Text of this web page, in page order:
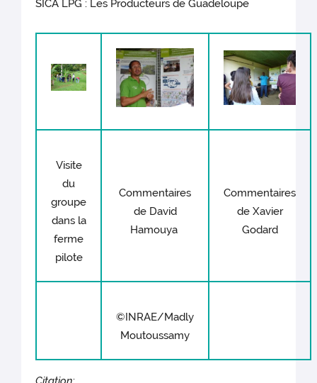
SICA LPG : Les Producteurs de Guadeloupe
Visite
du
groupe
dans la
ferme
pilote
Commentaires
de David
Hamouya
Commentaires
de Xavier
Godard
©INRAE/Madly
Moutoussamy